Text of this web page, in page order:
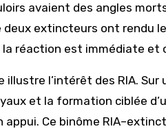
avaient des angles
extincteurs ont rendu
réaction est immédiate et
l’intérêt des RIA. Sur
et la formation ciblée
Ce binôme